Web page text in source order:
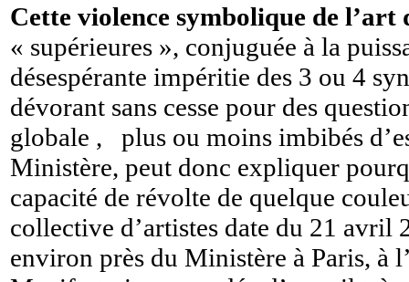
Cette violence symbolique de l’art
« supérieures », conjuguée à la
désespérante impéritie des 3 ou 4
dévorant sans cesse pour des
globale , plus ou moins imbibés
Ministère, peut donc expliquer
capacité de révolte de quelque
collective d’artistes date du 21
environ près du Ministère à Paris, à